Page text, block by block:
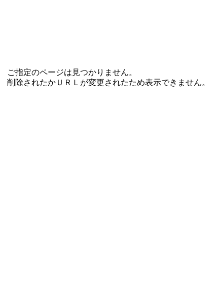
ご指定のページは見つかりません。
削除されたかＵＲＬが変更されたため表示できません。